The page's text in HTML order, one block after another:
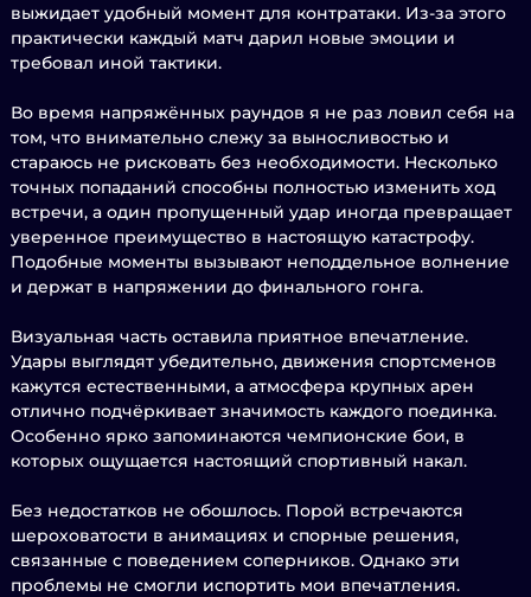
выжидает удобный момент для контратаки. Из-за этого
практически каждый матч дарил новые эмоции и
требовал иной тактики.
Во время напряжённых раундов я не раз ловил себя на
том, что внимательно слежу за выносливостью и
стараюсь не рисковать без необходимости. Несколько
точных попаданий способны полностью изменить ход
встречи, а один пропущенный удар иногда превращает
уверенное преимущество в настоящую катастрофу.
Подобные моменты вызывают неподдельное волнение
и держат в напряжении до финального гонга.
Визуальная часть оставила приятное впечатление.
Удары выглядят убедительно, движения спортсменов
кажутся естественными, а атмосфера крупных арен
отлично подчёркивает значимость каждого поединка.
Особенно ярко запоминаются чемпионские бои, в
которых ощущается настоящий спортивный накал.
Без недостатков не обошлось. Порой встречаются
шероховатости в анимациях и спорные решения,
связанные с поведением соперников. Однако эти
проблемы не смогли испортить мои впечатления.